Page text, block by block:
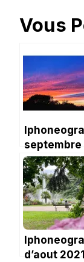
Vous
septembre
2018 : le
en l’air
d’aout